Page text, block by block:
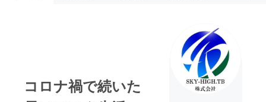
コロナ禍で続いた